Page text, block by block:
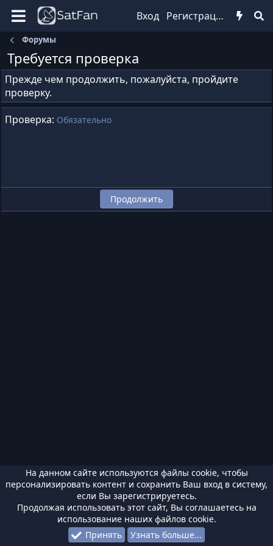
Вход Регистрация
Форумы
Требуется проверка
Прежде чем продолжить, пожалуйста, пройдите
проверку.
Проверка Обязательно
Продолжить
На данном сайте используются файлы cookie, чтобы
персонализировать контент и сохранить Ваш вход в систему,
если Вы зарегистрируетесь.
Продолжая использовать этот сайт, Вы соглашаетесь на
использование наших файлов cookie.
Принять
Узнать больше...